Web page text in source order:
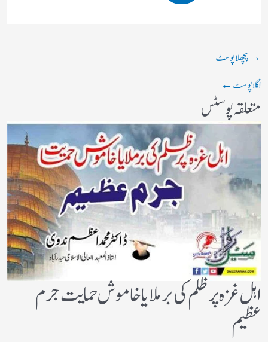
→پچھلا پوسٹ
اگلا پوسٹ←
متعلقہ پوسٹس
اہل غزہ پر ظلم کی برملا یا خاموش حمایت جرم
عظیم